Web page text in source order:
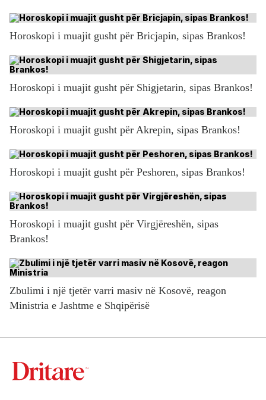
Horoskopi i muajit gusht për Bricjapin, sipas Brankos!
Horoskopi i muajit gusht për Shigjetarin, sipas Brankos!
Horoskopi i muajit gusht për Akrepin, sipas Brankos!
Horoskopi i muajit gusht për Peshoren, sipas Brankos!
Horoskopi i muajit gusht për Virgjëreshën, sipas
Brankos!
Zbulimi i një tjetër varri masiv në Kosovë, reagon
Ministria e Jashtme e Shqipërisë